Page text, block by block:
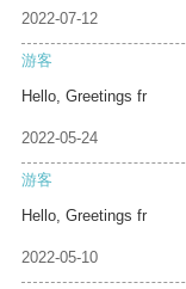
2022-07-12
游客
Hello, Greetings fr
2022-05-24
游客
Hello, Greetings fr
2022-05-10